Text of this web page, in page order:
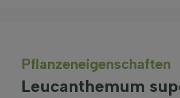
Pflanzeneigenschaften
Leucanthemum